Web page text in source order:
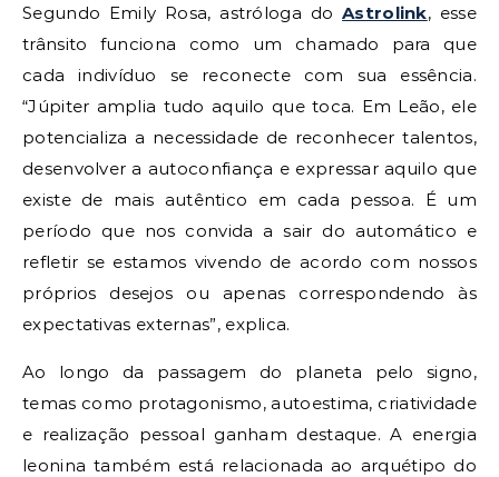
Segundo Emily Rosa, astróloga doAstrolink, esse
trânsito funciona como um chamado para que
cada indivíduo se reconecte com sua essência.
“Júpiter amplia tudo aquilo que toca. Em Leão, ele
potencializa a necessidade de reconhecer talentos,
desenvolver a autoconfiança e expressar aquilo que
existe de mais autêntico em cada pessoa. É um
período que nos convida a sair do automático e
refletir se estamos vivendo de acordo com nossos
próprios desejos ou apenas correspondendo às
expectativas externas”, explica.
Ao longo da passagem do planeta pelo signo,
temas como protagonismo, autoestima, criatividade
e realização pessoal ganham destaque. A energia
leonina também está relacionada ao arquétipo do